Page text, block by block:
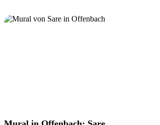
Mural